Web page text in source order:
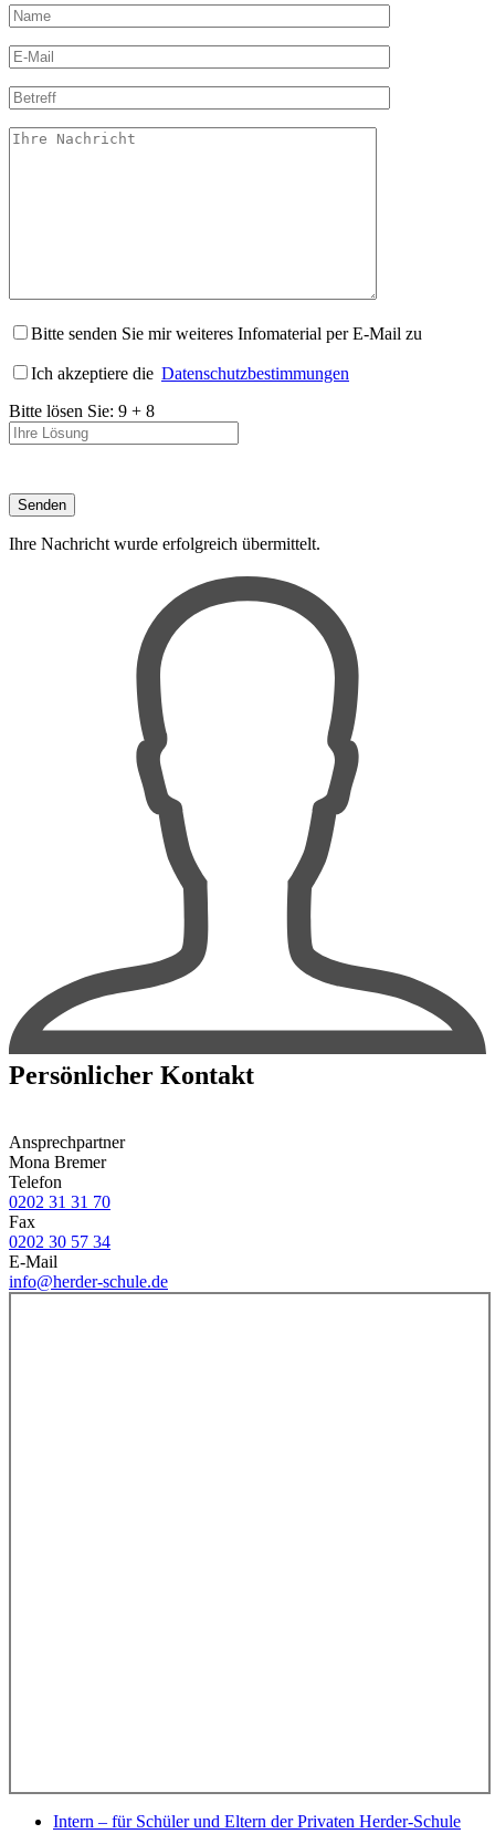
Bitte senden Sie mir weiteres Infomaterial per E-Mail zu
Ich akzeptiere die Datenschutzbestimmungen
Bitte lösen Sie: 9 + 8
Ihre Nachricht wurde erfolgreich übermittelt.
Persönlicher Kontakt
Ansprechpartner
Mona Bremer
Telefon
0202 31 31 70
Fax
0202 30 57 34
E-Mail
info@herder-schule.de
Intern – für Schüler und Eltern der Privaten Herder-Schule